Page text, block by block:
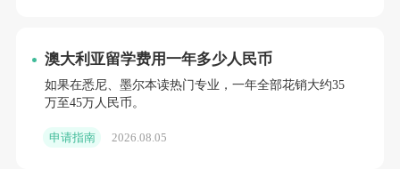
澳大利亚留学费用一年多少人民币
如果在悉尼、墨尔本读热门专业，一年全部花销大约35
万至45万人民币。
申请指南 2026.08.05